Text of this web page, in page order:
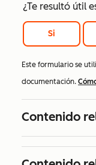
¿Te resultó útil
Si
Este formulario se
documentación.
Contenido